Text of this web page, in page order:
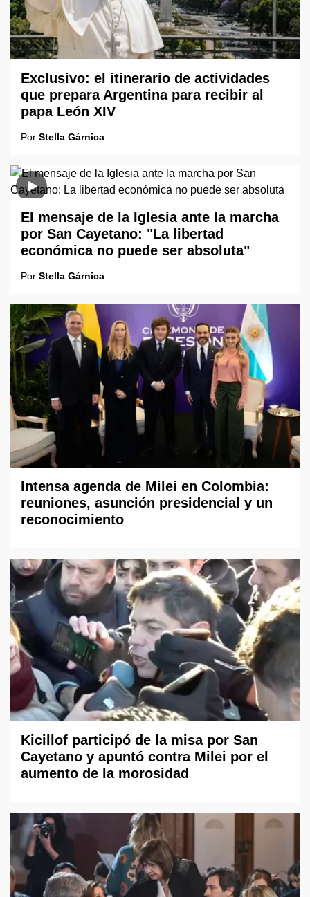
Exclusivo: el itinerario de actividades
que prepara Argentina para recibir al
papa León XIV
Por Stella Gárnica
El mensaje de la Iglesia ante la marcha
por San Cayetano: "La libertad
económica no puede ser absoluta"
Por Stella Gárnica
Intensa agenda de Milei en Colombia:
reuniones, asunción presidencial y un
reconocimiento
Kicillof participó de la misa por San
Cayetano y apuntó contra Milei por el
aumento de la morosidad